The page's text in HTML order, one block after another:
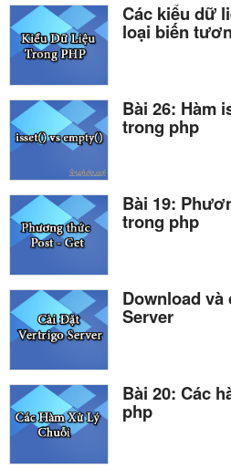
Các kiểu dữ
loại biến
Bài 26: Hàm
trong php
Bài 19:
trong php
Download và
Server
Bài 20: Các
php